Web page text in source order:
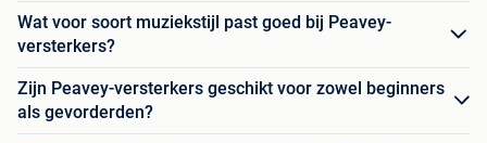
Wat voor soort muziekstijl past goed bij Peavey-
versterkers?
Zijn Peavey-versterkers geschikt voor zowel beginners
als gevorderden?